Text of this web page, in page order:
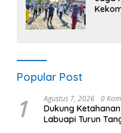
Popular Post
1 Agustus 7, 2026 0
Dukung
Labuapi Turun